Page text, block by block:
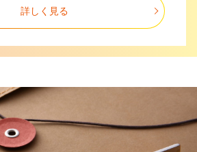
、トカラ列島近海を震源とする地震により被
まへ
た林野火災により被害を受けられた地域の皆さ
詳しく見る